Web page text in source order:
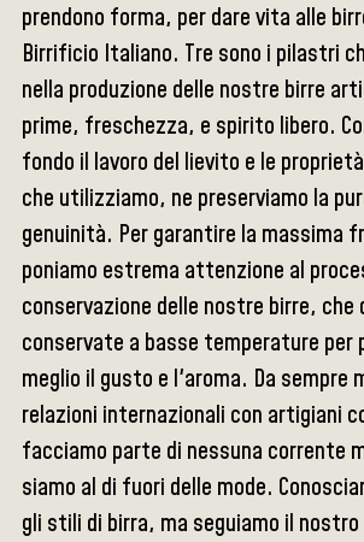
prendono forma, per dare vita alle
Birrificio Italiano. Tre sono i pilastri
nella produzione delle nostre birre
prime, freschezza, e spirito libero.
fondo il lavoro del lievito e le
che utilizziamo, ne preserviamo la
genuinità. Per garantire la massima
poniamo estrema attenzione al
conservazione delle nostre birre, che
conservate a basse temperature per
meglio il gusto e l'aroma. Da sempre
relazioni internazionali con artigiani
facciamo parte di nessuna corrente
siamo al di fuori delle mode.
gli stili di birra, ma seguiamo il